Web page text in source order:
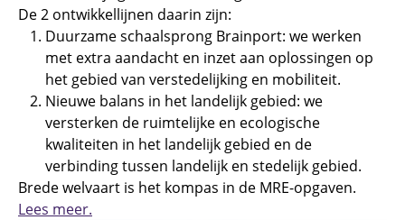
De 2 ontwikkellijnen daarin zijn:
Duurzame schaalsprong Brainport: we werken
met extra aandacht en inzet aan oplossingen op
het gebied van verstedelijking en mobiliteit.
Nieuwe balans in het landelijk gebied: we
versterken de ruimtelijke en ecologische
kwaliteiten in het landelijk gebied en de
verbinding tussen landelijk en stedelijk gebied.
Brede welvaart is het kompas in de MRE-opgaven.
Lees meer.